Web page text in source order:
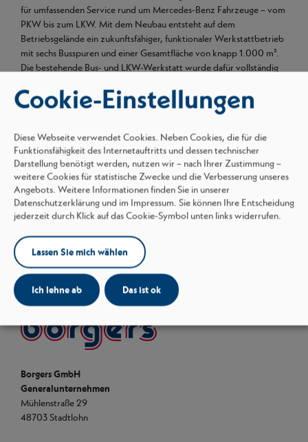
für umfassenden Service rund um Mercedes-Benz Fahrzeuge – vom
PKW bis zum LKW. Mit dem Neubau entsteht auf dem
Betriebsgelände ein zukunftsfähiger, funktionaler Werkstattbetrieb
mit sechs Busspuren und einer Gesamtfläche von knapp 1.000 m².
Die bestehende Bus- und LKW-Werkstatt wurde dafür vollständig
Wir danken dem gesamten Projektteam, unseren Partnern und dem
Die nächsten Bauabschnitte sind bereits in Vorbereitung – wir
freuen uns auf die weitere Umsetzung!
Alle Neuigkeiten ansehen
Borgers GmbH
Generalunternehmen
Mühlenstraße 29
48703 Stadtlohn
Cookie-Einstellungen
Diese Webseite verwendet Cookies. Neben Cookies, die für die
Funktionsfähigkeit des Internetauftritts und dessen technischer
Darstellung benötigt werden, nutzen wir – nach Ihrer Zustimmung –
weitere Cookies für statistische Zwecke und die Verbesserung unseres
Angebots. Weitere Informationen finden Sie in unserer
Datenschutzerklärung und im Impressum. Sie können Ihre Entscheidung
jederzeit durch Klick auf das Cookie-Symbol unten links widerrufen.
Lassen Sie mich wählen
Ich lehne ab Das ist ok